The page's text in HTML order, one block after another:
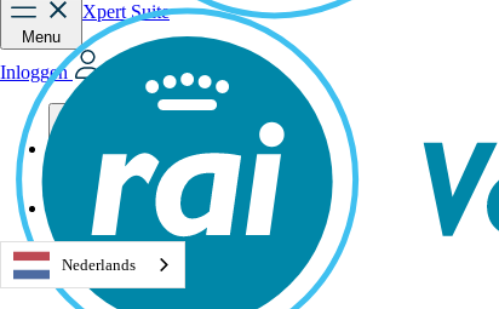
Menu
Inloggen
Oplossingen
Service & Contact
Nederlands
Inloggen Xpert Suite